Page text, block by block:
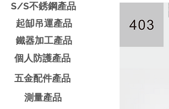
S/S不銹鋼產品
​起缷吊運產品
鐵器加工產品
個人防護產品
五金配件產品
測量產品